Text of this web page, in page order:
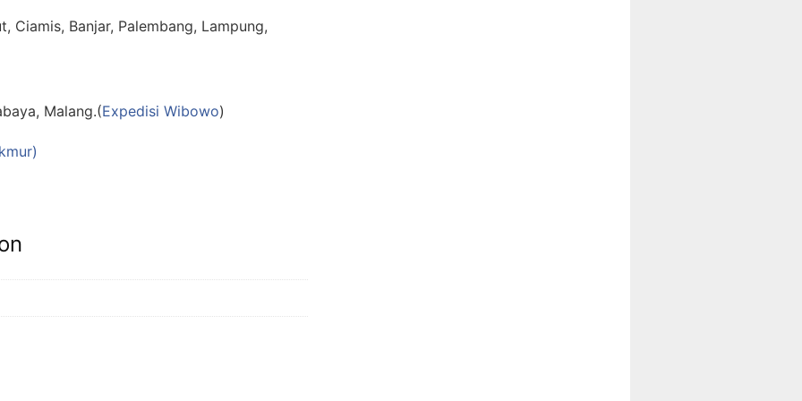
Ciamis, Banjar, Palembang, Lampung,
Malang.(Expedisi Wibowo)